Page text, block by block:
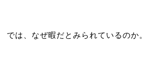
では、なぜ暇だとみられているのか。